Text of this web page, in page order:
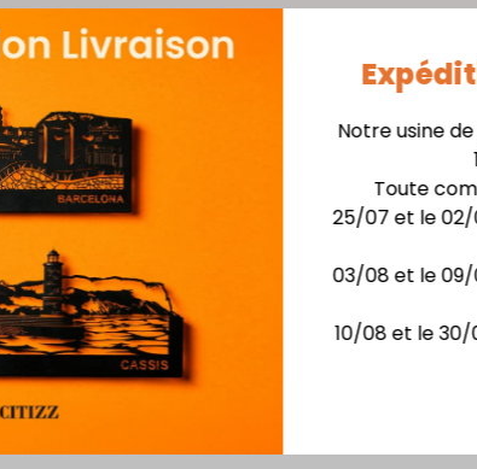
Notre usine
Toute
25/07 et le
03/08 et le
10/08 et le
Skyline 40cm
Matière :
Finition :
Dimensions
Possibilité de
Vous aimerez